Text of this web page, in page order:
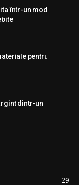
într-un mod
pentru
dintr-un
29